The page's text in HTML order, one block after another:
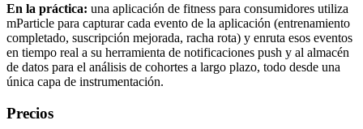
En la práctica: una aplicación de fitness para consumidores utiliza
mParticle para capturar cada evento de la aplicación (entrenamiento
completado, suscripción mejorada, racha rota) y enruta esos eventos
en tiempo real a su herramienta de notificaciones push y al almacén
de datos para el análisis de cohortes a largo plazo, todo desde una
única capa de instrumentación.
Precios